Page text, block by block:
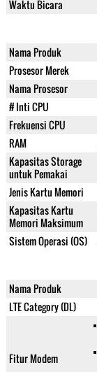
Waktu Bicara
Nama Produk
Prosesor Merek
Nama Prosesor
# Inti CPU
Frekuensi CPU
RAM
Kapasitas Storage
untuk Pemakai
Jenis Kartu Memori
Kapasitas Kartu
Memori Maksimum
Sistem Operasi (OS)
Nama Produk
LTE Category (DL)
Fitur Modem